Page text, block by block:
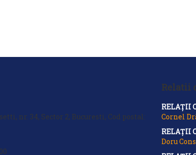
nr. 34, Sector 2, Bucuresti, Cod postal:
Relatii
RELAȚII
Cornel
RELAȚII
Doru